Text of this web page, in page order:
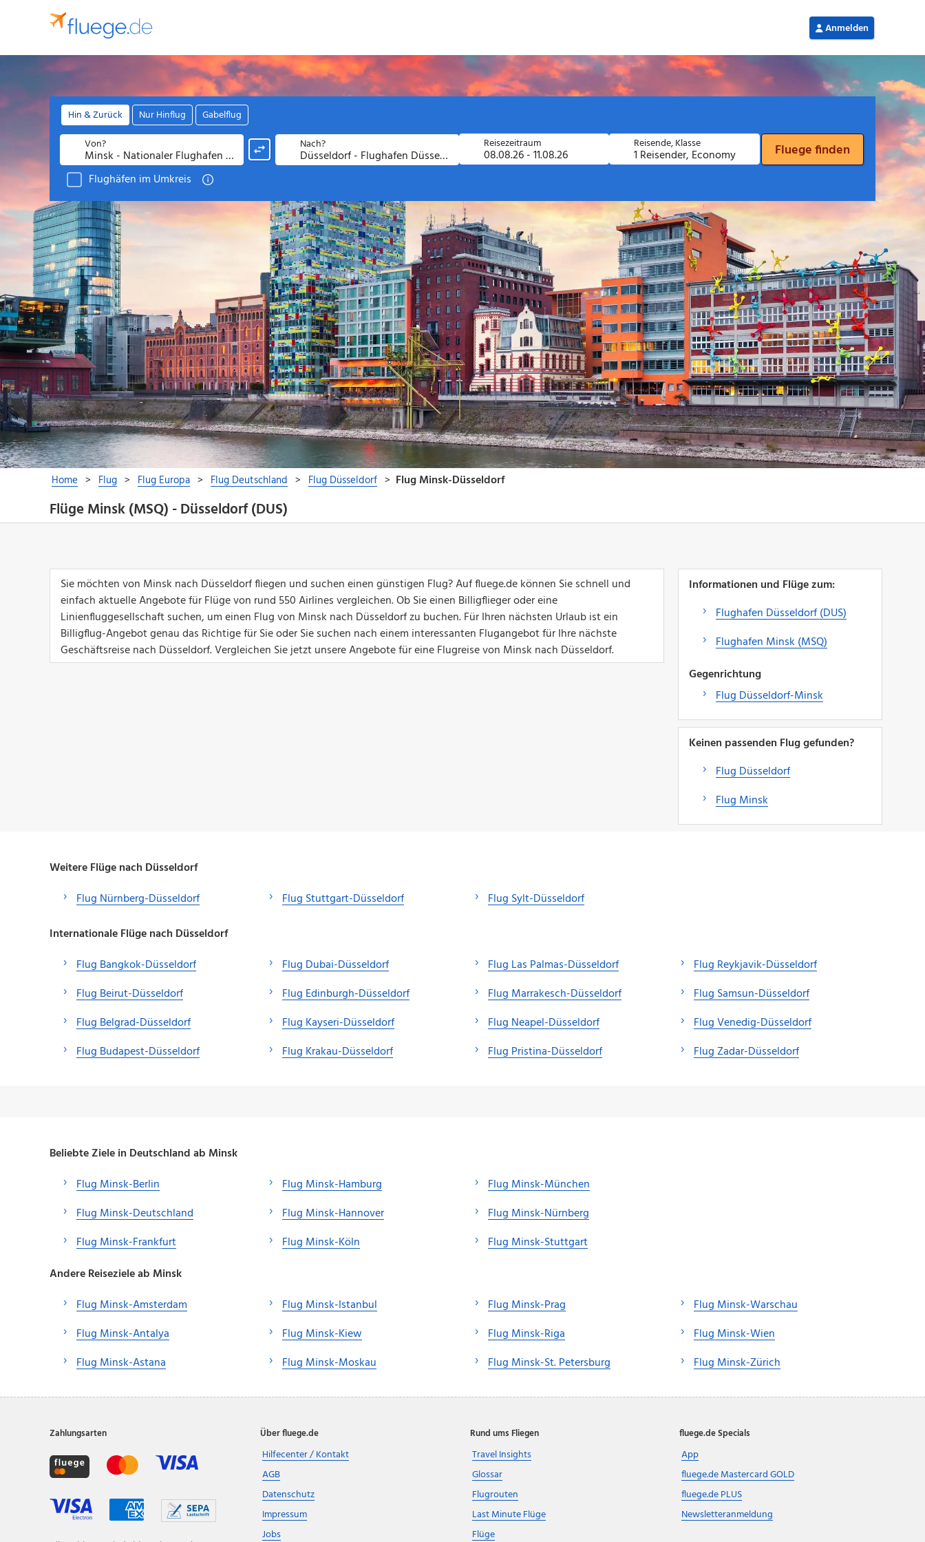
Flüge Minsk (MSQ) - Düsseldorf (DUS)
Sie möchten von Minsk nach Düsseldorf fliegen und suchen einen günstigen Flug? Auf fluege.de können Sie schnell und
einfach aktuelle Angebote für Flüge von rund 550 Airlines vergleichen. Ob Sie einen Billigflieger oder eine
Linienfluggesellschaft suchen, um einen Flug von Minsk nach Düsseldorf zu buchen. Für Ihren nächsten Urlaub ist ein
Billigflug-Angebot genau das Richtige für Sie oder Sie suchen nach einem interessanten Flugangebot für Ihre nächste
Geschäftsreise nach Düsseldorf. Vergleichen Sie jetzt unsere Angebote für eine Flugreise von Minsk nach Düsseldorf.
Informationen und Flüge zum:
Flughafen Düsseldorf (DUS)
Flughafen Minsk (MSQ)
Gegenrichtung
Flug Düsseldorf-Minsk
Keinen passenden Flug gefunden?
Flug Düsseldorf
Flug Minsk
Weitere Flüge nach Düsseldorf
Flug Nürnberg-Düsseldorf
Flug Stuttgart-Düsseldorf
Flug Sylt-Düsseldorf
Internationale Flüge nach Düsseldorf
Flug Bangkok-Düsseldorf
Flug Beirut-Düsseldorf
Flug Belgrad-Düsseldorf
Flug Budapest-Düsseldorf
Flug Dubai-Düsseldorf
Flug Edinburgh-Düsseldorf
Flug Kayseri-Düsseldorf
Flug Krakau-Düsseldorf
Flug Las Palmas-Düsseldorf
Flug Marrakesch-Düsseldorf
Flug Neapel-Düsseldorf
Flug Pristina-Düsseldorf
Flug Reykjavik-Düsseldorf
Flug Samsun-Düsseldorf
Flug Venedig-Düsseldorf
Flug Zadar-Düsseldorf
Beliebte Ziele in Deutschland ab Minsk
Flug Minsk-Berlin
Flug Minsk-Deutschland
Flug Minsk-Frankfurt
Flug Minsk-Hamburg
Flug Minsk-Hannover
Flug Minsk-Köln
Flug Minsk-München
Flug Minsk-Nürnberg
Flug Minsk-Stuttgart
Andere Reiseziele ab Minsk
Flug Minsk-Amsterdam
Flug Minsk-Antalya
Flug Minsk-Astana
Flug Minsk-Istanbul
Flug Minsk-Kiew
Flug Minsk-Moskau
Flug Minsk-Prag
Flug Minsk-Riga
Flug Minsk-St. Petersburg
Flug Minsk-Warschau
Flug Minsk-Wien
Flug Minsk-Zürich